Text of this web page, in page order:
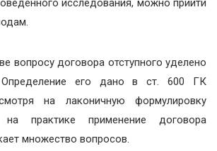
исследования, можно прийти
вопросу договора отступного уделено
его дано в ст. 600 ГК
на лаконичную формулировку
практике применение договора
множество вопросов.